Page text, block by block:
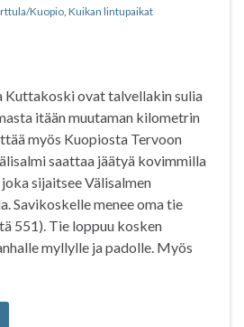
Kuopio Kuikan lintupaikat
Kuttakoski ovat talvellakin sulia
itään muutaman kilometrin
myös Kuopiosta Tervoon
saattaa jäätyä kovimmilla
sijaitsee Välisalmen
Savikoskelle menee oma tie
551). Tie loppuu kosken
myllylle ja padolle. Myös